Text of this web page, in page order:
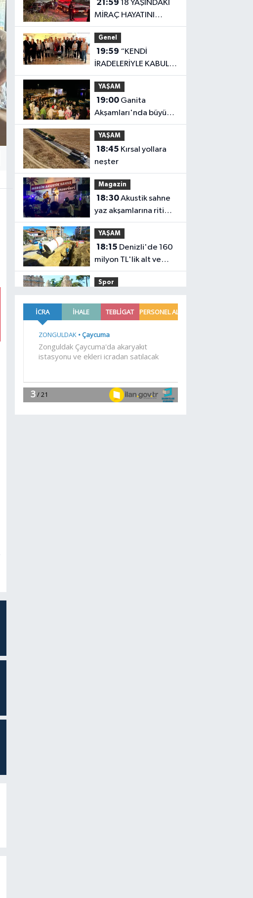
21:59 18 YAŞINDAKİ
MİRAÇ HAYATINI
KAYBETTİ
Genel
19:59
İRADELERİYLE KABUL
ETMEDİLER!..”
YAŞAM
19:00
Akşamları'nda büyük
coşku
YAŞAM
18:45
neşter
Magazin
18:30Akustik sahne
yaz akşamlarına ritim
katıyor
YAŞAM
18:15
milyon TL'lik alt ve
üstyapı yatırımı
Spor
İETT ile İstanbul'da
17:45Ayvalık'ta
üretici ve el emeği
17:30DAĞDER ve